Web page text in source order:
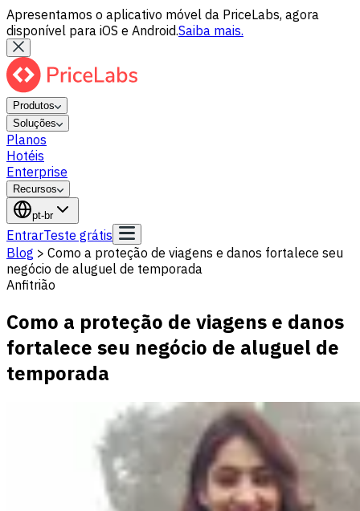
Apresentamos o aplicativo móvel da PriceLabs, agora
disponível para iOS e Android.Saiba mais.
Produtos
Soluções
Planos
Hotéis
Enterprise
Recursos
pt-br
EntrarTeste grátis
Blog > Como a proteção de viagens e danos fortalece seu
negócio de aluguel de temporada
Anfitrião
Como a proteção de viagens e danos
fortalece seu negócio de aluguel de
temporada